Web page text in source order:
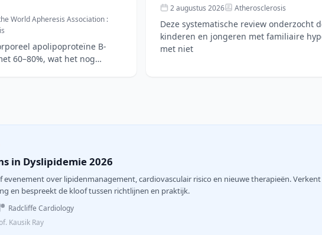
World Apheresis Association :
apolipoproteïne B-
60–80%, wat het nog
2 augustus 2026 Atherosclerosis
Deze systematische review onderzocht
kinderen en jongeren met familiaire
met niet
in Dyslipidemie 2026
evenement over lipidenmanagement, cardiovasculair risico en nieuwe therapieën.
en bespreekt de kloof tussen richtlijnen en praktijk.
Radcliffe Cardiology
Kausik Ray